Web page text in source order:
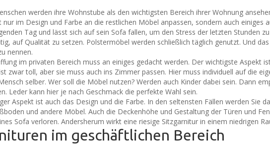
werden ihre Wohnstube als den wichtigsten Bereich ihrer Wohnung
nur im Design und Farbe an die restlichen Möbel anpassen, sondern auch einiges
Tag und lässt sich auf sein Sofa fallen, um den Stress der letzten Stunden
auf Qualität zu setzen. Polstermöbel werden schließlich täglich genutzt. Und
nennen.
im privaten Bereich muss an einiges gedacht werden. Der wichtigste Aspekt
zwar toll, aber sie muss auch ins Zimmer passen. Hier muss individuell auf die
selber. Wer soll die Möbel nutzen? Werden auch Kinder dabei sein. Dann
Leder kann hier je nach Geschmack die perfekte Wahl sein.
Aspekt ist auch das Design und die Farbe. In den seltensten Fällen werden Sie
und andere Möbel. Auch die Deckenhöhe und Gestaltung der Türen und
Sofa verloren. Andersherum wirkt eine riesige Sitzgarnitur in einem niedrigen
im geschäftlichen Bereich